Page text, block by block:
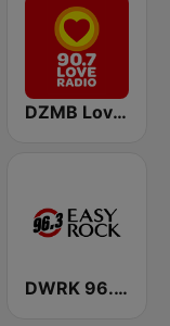
DZMB Love Radio 90.7 FM
DWRK 96.3 Easy Rock Manila